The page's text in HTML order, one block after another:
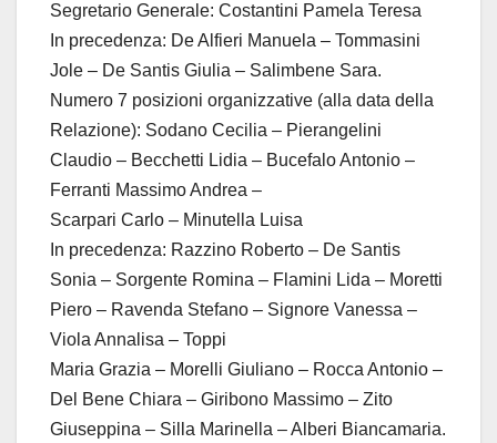
Segretario Generale: Costantini Pamela Teresa
In precedenza: De Alfieri Manuela – Tommasini
Jole – De Santis Giulia – Salimbene Sara.
Numero 7 posizioni organizzative (alla data della
Relazione): Sodano Cecilia – Pierangelini
Claudio – Becchetti Lidia – Bucefalo Antonio –
Ferranti Massimo Andrea –
Scarpari Carlo – Minutella Luisa
In precedenza: Razzino Roberto – De Santis
Sonia – Sorgente Romina – Flamini Lida – Moretti
Piero – Ravenda Stefano – Signore Vanessa –
Viola Annalisa – Toppi
Maria Grazia – Morelli Giuliano – Rocca Antonio –
Del Bene Chiara – Giribono Massimo – Zito
Giuseppina – Silla Marinella – Alberi Biancamaria.